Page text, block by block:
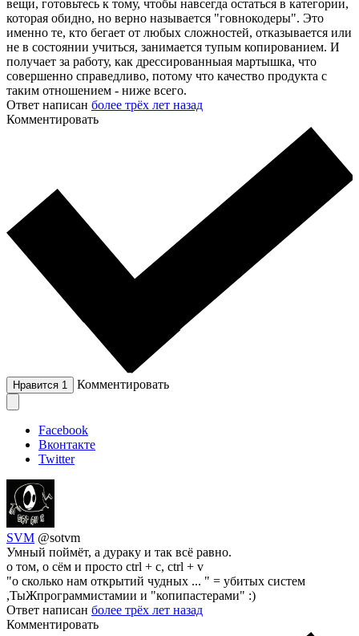
вещи, готовьтесь к тому, чтобы навсегда остаться в категории,
которая обидно, но верно называется "говнокодеры". Это
именно те, кто бегает от любых сложностей, отказывается или
не в состоянии учиться, занимается тупым копированием. И
получает за работу, как дрессированныая мартышка, что
совершенно справедливо, потому что качество продукта с
таким отношением - ниже всего.
Ответ написан более трёх лет назад
Комментировать
Нравится 1 Комментировать
Facebook
Вконтакте
Twitter
SVM @sotvm
Умный поймёт, а дураку и так всё равно.
о том, о сём и просто ctrl + c, ctrl + v
"о сколько нам открытий чудных ... " = убитых систем
,ТыЖпрограммистамии и "копипастерами" :)
Ответ написан более трёх лет назад
Комментировать